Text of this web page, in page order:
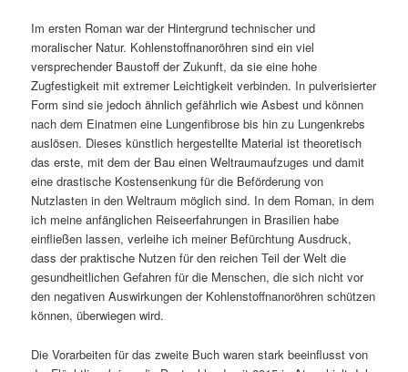
Im ersten Roman war der Hintergrund technischer und
moralischer Natur. Kohlenstoffnanoröhren sind ein viel
versprechender Baustoff der Zukunft, da sie eine hohe
Zugfestigkeit mit extremer Leichtigkeit verbinden. In pulverisierter
Form sind sie jedoch ähnlich gefährlich wie Asbest und können
nach dem Einatmen eine Lungenfibrose bis hin zu Lungenkrebs
auslösen. Dieses künstlich hergestellte Material ist theoretisch
das erste, mit dem der Bau einen Weltraumaufzuges und damit
eine drastische Kostensenkung für die Beförderung von
Nutzlasten in den Weltraum möglich sind. In dem Roman, in dem
ich meine anfänglichen Reiseerfahrungen in Brasilien habe
einfließen lassen, verleihe ich meiner Befürchtung Ausdruck,
dass der praktische Nutzen für den reichen Teil der Welt die
gesundheitlichen Gefahren für die Menschen, die sich nicht vor
den negativen Auswirkungen der Kohlenstoffnanoröhren schützen
können, überwiegen wird.
Die Vorarbeiten für das zweite Buch waren stark beeinflusst von